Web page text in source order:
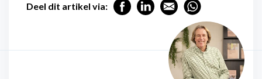
Deel dit artikel via: